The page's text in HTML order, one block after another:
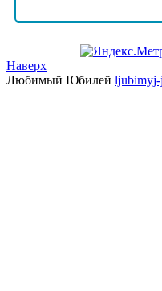
Наверх
Любимый Юбилей